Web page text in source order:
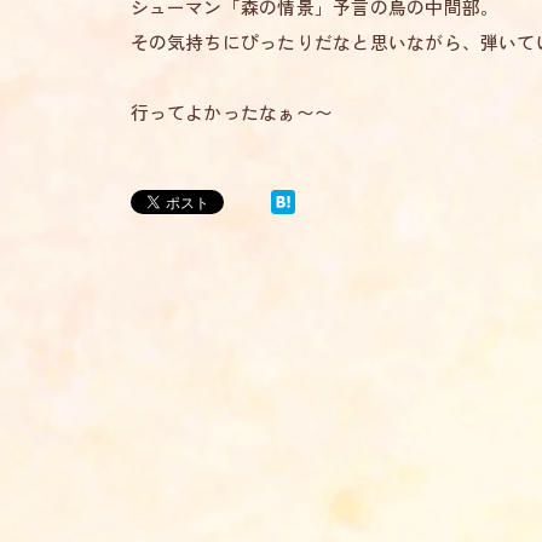
シューマン「森の情景」予言の鳥の中間部。
その気持ちにぴったりだなと思いながら、弾いて
行ってよかったなぁ〜〜